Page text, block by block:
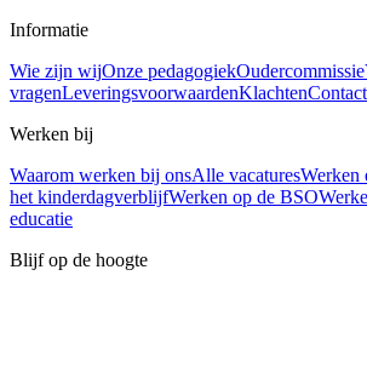
Informatie
Wie zijn wijOnze pedagogiekOudercommissie
vragenLeveringsvoorwaardenKlachtenContact
Werken bij
Waarom werken bij onsAlle vacaturesWerken
het kinderdagverblijfWerken op de BSO
educatie
Blijf op de hoogte